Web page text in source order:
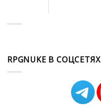
RPGNUKE В СОЦСЕТЯХ